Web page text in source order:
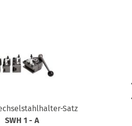
Satz
SWH 1 - A